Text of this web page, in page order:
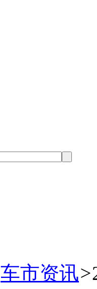
车市资讯>